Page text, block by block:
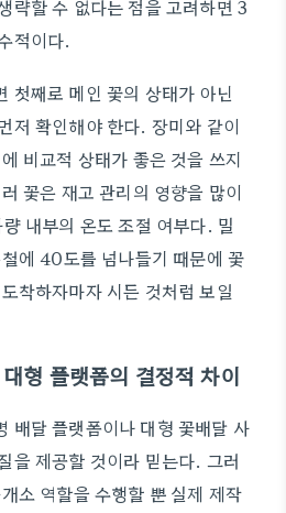
략할 수 없다는 점을 고려하면 3
적이다.
첫째로 메인 꽃의 상태가 아닌
저 확인해야 한다. 장미와 같이
비교적 상태가 좋은 것을 쓰지
꽃은 재고 관리의 영향을 많이
내부의 온도 조절 여부다. 밀
에 40도를 넘나들기 때문에 꽃
착하자마자 시든 것처럼 보일
형 플랫폼의 결정적 차이
배달 플랫폼이나 대형 꽃배달 사
을 제공할 것이라 믿는다. 그러
소 역할을 수행할 뿐 실제 제작